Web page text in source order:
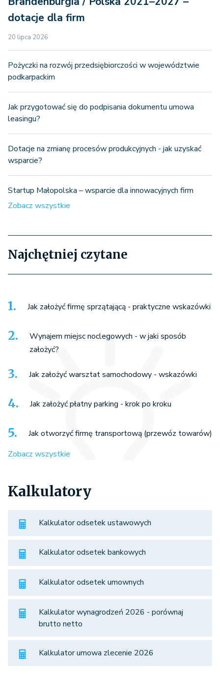
dotacje dla firm
20 lipca 2026
Pożyczki na rozwój przedsiębiorczości w województwie
podkarpackim
Jak przygotować się do podpisania dokumentu umowa
leasingu?
Dotacje na zmianę procesów produkcyjnych - jak uzyskać
wsparcie?
Startup Małopolska – wsparcie dla innowacyjnych firm
Zobacz wszystkie
Najchętniej czytane
Jak założyć firmę sprzątającą - praktyczne wskazówki
Wynajem miejsc noclegowych - w jaki sposób
założyć?
Jak założyć warsztat samochodowy - wskazówki
Jak założyć płatny parking - krok po kroku
Jak otworzyć firmę transportową (przewóz towarów)
Zobacz wszystkie
Kalkulatory
Kalkulator odsetek ustawowych
Kalkulator odsetek bankowych
Kalkulator odsetek umownych
Kalkulator wynagrodzeń 2026 - porównaj
brutto netto
Kalkulator umowa zlecenie 2026